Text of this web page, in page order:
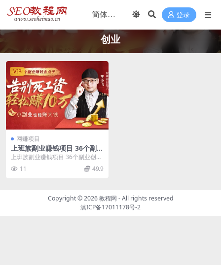
登录
创业
VIP
网赚项目
上班族副业赚钱项目 36个副业
创业金点子
上班族副业赚钱项目 36个副业创业
金点子 36个副业创业金点子 分享几
个副业赚钱...
11 49.9
Copyright ©2026教程网 - All rights reserved
滇ICP备17011178号-2